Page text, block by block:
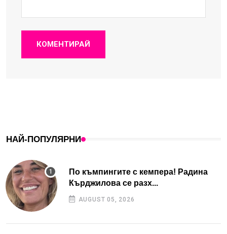
КОМЕНТИРАЙ
НАЙ-ПОПУЛЯРНИ
По къмпингите с кемпера! Радина
Кърджилова се разх...
AUGUST 05, 2026